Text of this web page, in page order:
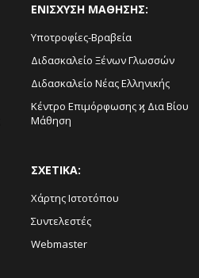
ΕΝΙΣΧΥΣΗ ΜΑΘΗΣΗΣ:
Υποτροφίες-Βραβεία
Διδασκαλείο Ξένων Γλωσσών
Διδασκαλείο Νέας Ελληνικής
Κέντρο Επιμόρφωσης ϗ Δια Βίου
Μάθηση
ΣΧΕΤΙΚΑ:
Χάρτης Ιστοτόπου
Συντελεστές
Webmaster